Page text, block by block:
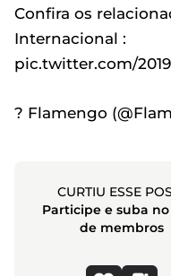
Confira os
Internacional :
pic.twitter.com/
? Flamengo
CURTIU ESSE
Participe e suba
de membros